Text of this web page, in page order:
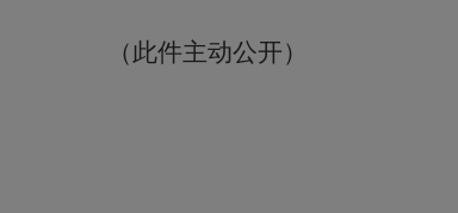
（此件主动公开）